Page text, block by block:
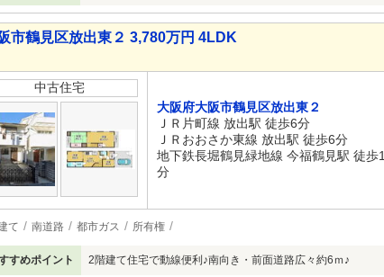
市鶴見区放出東２ 3,780万円 4LDK
中古住宅
大阪府大阪市鶴見区放出東２
ＪＲ片町線 放出駅 徒歩6分
ＪＲおおさか東線 放出駅 徒歩6分
地下鉄長堀鶴見緑地線 今福鶴見駅 徒歩
分
て 南道路 都市ガス 所有権
すめポイント 2階建て住宅で動線便利♪南向き・前面道路広々約6ｍ♪